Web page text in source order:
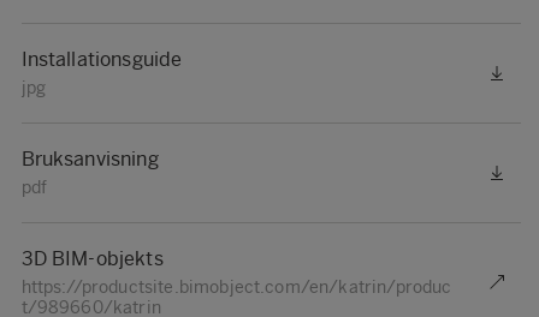
Installationsguide
jpg
Bruksanvisning
pdf
3D BIM-objekts
https://productsite.bimobject.com/en/katrin/produc
t/989660/katrin